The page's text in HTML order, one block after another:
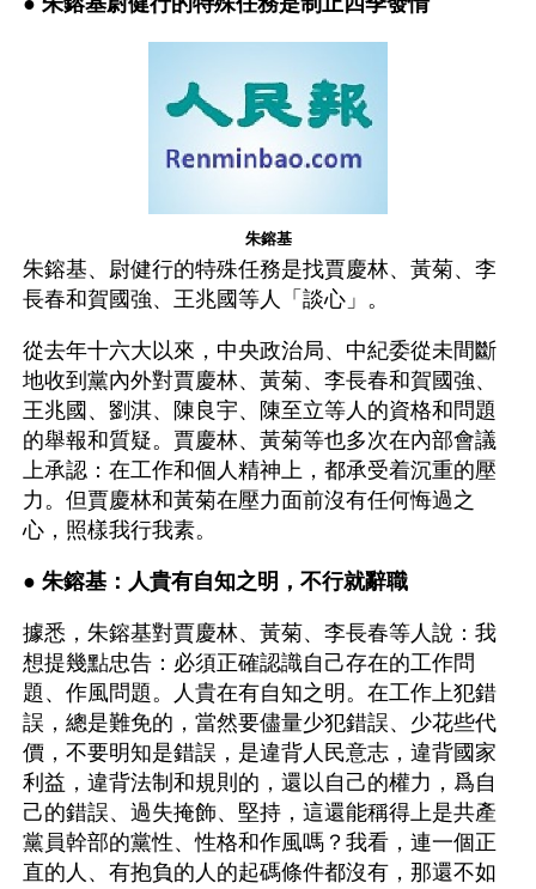
朱鎔基
朱鎔基、尉健行的特殊任務是找賈慶林、黃菊、李
長春和賀國強、王兆國等人「談心」。
從去年十六大以來，中央政治局、中紀委從未間斷
地收到黨內外對賈慶林、黃菊、李長春和賀國強、
王兆國、劉淇、陳良宇、陳至立等人的資格和問題
的舉報和質疑。賈慶林、黃菊等也多次在內部會議
上承認：在工作和個人精神上，都承受着沉重的壓
力。但賈慶林和黃菊在壓力面前沒有任何悔過之
心，照樣我行我素。
● 朱鎔基：人貴有自知之明，不行就辭職
據悉，朱鎔基對賈慶林、黃菊、李長春等人說：我
想提幾點忠告：必須正確認識自己存在的工作問
題、作風問題。人貴在有自知之明。在工作上犯錯
誤，總是難免的，當然要儘量少犯錯誤、少花些代
價，不要明知是錯誤，是違背人民意志，違背國家
利益，違背法制和規則的，還以自己的權力，爲自
己的錯誤、過失掩飾、堅持，這還能稱得上是共產
黨員幹部的黨性、性格和作風嗎？我看，連一個正
直的人、有抱負的人的起碼條件都沒有，那還不如